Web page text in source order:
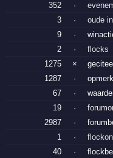
352
·
3
·
oude
9
·
2
·
flocks
1275
×
1287
·
67
·
19
·
2987
·
1 ·
40
·